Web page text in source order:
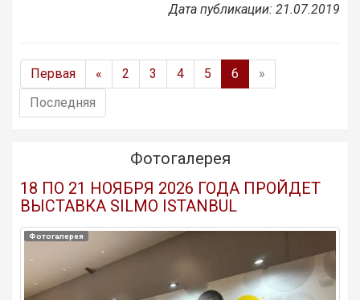
Дата публикации: 21.07.2019
Первая « 2 3 4 5 6
»
Последняя
Фотогалерея
18 ПО 21 НОЯБРЯ 2026 ГОДА ПРОЙДЕТ
ВЫСТАВКА SILMO ISTANBUL
Фотогалерея